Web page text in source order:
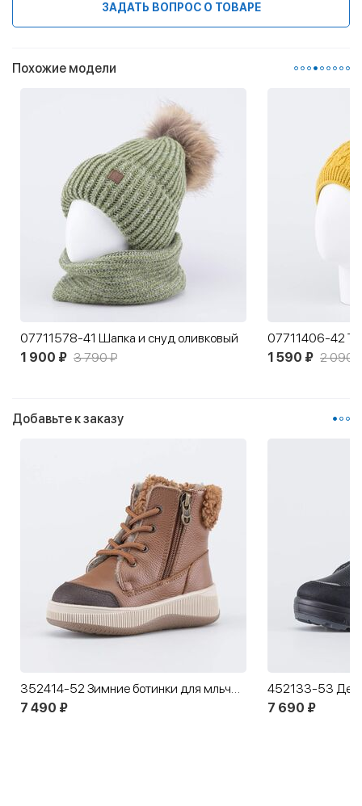
ЗАДАТЬ ВОПРОС О ТОВАРЕ
Похожие модели
07711578-41 Шапка и снуд оливковый
1 900 ₽ 3 790 ₽ 1 590 ₽ 2 090
Добавьте к заказу
352414-52 Зимние ботинки для мльчика
7 490 ₽
7 690 ₽